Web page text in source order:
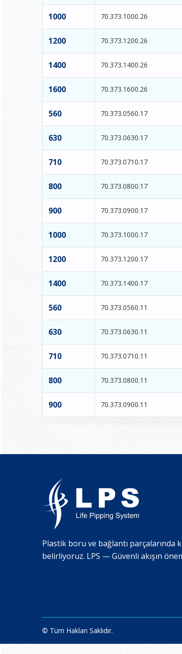
1000 70.373.1000.26
1200 70.373.1200.26
1400 70.373.1400.26
1600 70.373.1600.26
560 70.373.0560.17
630 70.373.0630.17
710 70.373.0710.17
800 70.373.0800.17
900 70.373.0900.17
1000 70.373.1000.17
1200 70.373.1200.17
1400 70.373.1400.17
560 70.373.0560.11
630 70.373.0630.11
710 70.373.0710.11
800 70.373.0800.11
900 70.373.0900.11
Plastik boru ve bağlantı parçalarında
belirliyoruz. LPS — Güvenli akışın
© Tüm Hakları Saklıdır.